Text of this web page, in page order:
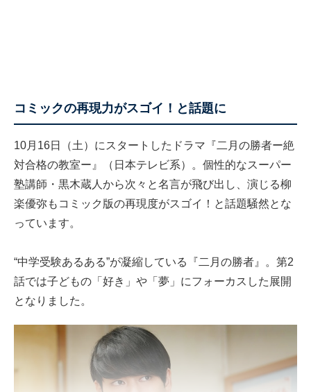
コミックの再現力がスゴイ！と話題に
10月16日（土）にスタートしたドラマ『二月の勝者ー絶
対合格の教室ー』（日本テレビ系）。個性的なスーパー
塾講師・黒木蔵人から次々と名言が飛び出し、演じる柳
楽優弥もコミック版の再現度がスゴイ！と話題騒然とな
っています。
“中学受験あるある”が凝縮している『二月の勝者』。第2
話では子どもの「好き」や「夢」にフォーカスした展開
となりました。